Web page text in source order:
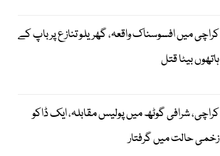
کراچی میں افسوسناک واقعہ، گھریلو تنازع پر باپ کے
ہاتھوں بیٹا قتل
کراچی، شرافی گوٹھ میں پولیس مقابلہ، ایک ڈاکو
زخمی حالت میں گرفتار